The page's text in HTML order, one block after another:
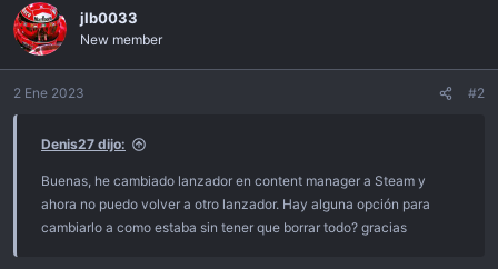
c
t
i
o
n
jlb0033
New member
2 Ene 2023 #2
Denis27 dijo:
Buenas, he cambiado lanzador en content manager a Steam y
ahora no puedo volver a otro lanzador. Hay alguna opción para
cambiarlo a como estaba sin tener que borrar todo? gracias